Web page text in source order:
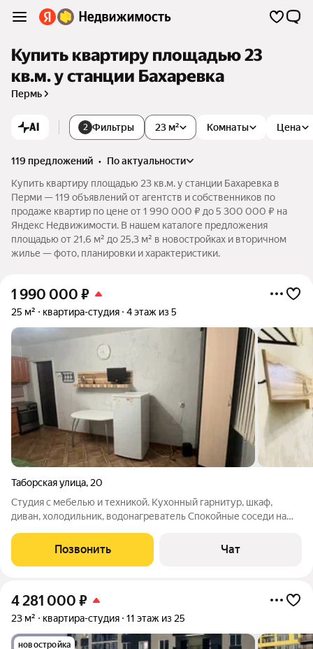
Купить квартиру площадью 23
кв.м. у станции Бахаревка
Пермь
AI 2 Фильтры Комнаты Цена
23 м²
119 предложений •
по актуальности
Купить квартиру площадью 23 кв.м. у станции Бахаревка в
Перми — 119 объявлений от агентств и собственников по
продаже квартир по цене от 1 990 000 ₽ до 5 300 000 ₽ на
Яндекс Недвижимости. В нашем каталоге предложения
площадью от 21,6 м² до 25,3 м² в новостройках и вторичном
жилье — фото, планировки и характеристики.
1 990 000 ₽
25 м² квартира-студия 4 этаж из 5
Таборская улица, 20
Студия с мебелью и техникой. Кухонный гарнитур, шкаф,
диван, холодильник, водонагреватель Спокойные соседи на
Площадь самой студии 18 квадратов Общая площадь
недвижимости 25
Позвонить Чат
4 281 000 ₽
23 м² квартира-студия 11 этаж из 25
новостройка